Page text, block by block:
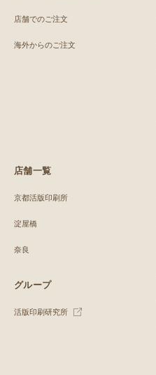
店舗でのご注文
海外からのご注文
店舗一覧
京都活版印刷所
淀屋橋
奈良
グループ
活版印刷研究所